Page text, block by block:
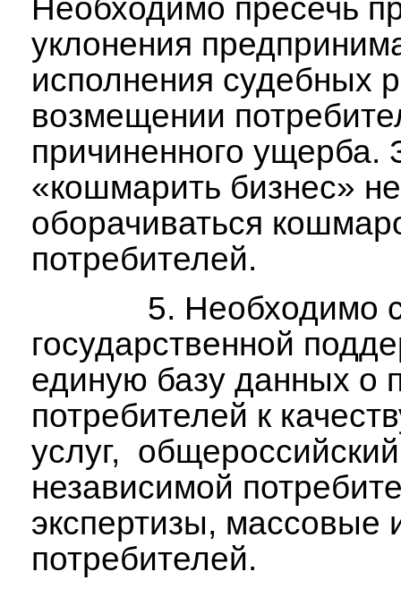
Необходимо пресечь
уклонения
исполнения судебных
возмещении
причиненного ущерба.
«кошмарить бизнес»
оборачиваться
потребителей.
5. Необходимо
государственной
единую базу данных о
потребителей к
услуг,
независимой
экспертизы, массовые
потребителей.